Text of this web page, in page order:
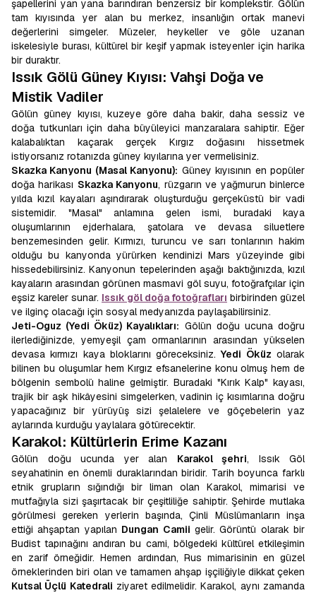
şapellerini yan yana barındıran benzersiz bir komplekstir. Gölün
tam kıyısında yer alan bu merkez, insanlığın ortak manevi
değerlerini simgeler. Müzeler, heykeller ve göle uzanan
iskelesiyle burası, kültürel bir keşif yapmak isteyenler için harika
bir duraktır.
Issık Gölü Güney Kıyısı: Vahşi Doğa ve
Mistik Vadiler
Gölün güney kıyısı, kuzeye göre daha bakir, daha sessiz ve
doğa tutkunları için daha büyüleyici manzaralara sahiptir. Eğer
kalabalıktan kaçarak gerçek Kırgız doğasını hissetmek
istiyorsanız rotanızda güney kıyılarına yer vermelisiniz.
Skazka Kanyonu (Masal Kanyonu): Güney kıyısının en popüler
doğa harikası Skazka Kanyonu, rüzgarın ve yağmurun binlerce
yılda kızıl kayaları aşındırarak oluşturduğu gerçeküstü bir vadi
sistemidir. "Masal" anlamına gelen ismi, buradaki kaya
oluşumlarının ejderhalara, şatolara ve devasa siluetlere
benzemesinden gelir. Kırmızı, turuncu ve sarı tonlarının hakim
olduğu bu kanyonda yürürken kendinizi Mars yüzeyinde gibi
hissedebilirsiniz. Kanyonun tepelerinden aşağı baktığınızda, kızıl
kayaların arasından görünen masmavi göl suyu, fotoğrafçılar için
eşsiz kareler sunar. Issık göl doğa fotoğrafları birbirinden güzel
ve ilginç olacağı için sosyal medyanızda paylaşabilirsiniz.
Jeti-Oguz (Yedi Öküz) Kayalıkları: Gölün doğu ucuna doğru
ilerlediğinizde, yemyeşil çam ormanlarının arasından yükselen
devasa kırmızı kaya bloklarını göreceksiniz.Yedi Öküz olarak
bilinen bu oluşumlar hem Kırgız efsanelerine konu olmuş hem de
bölgenin sembolü haline gelmiştir. Buradaki "Kırık Kalp" kayası,
trajik bir aşk hikâyesini simgelerken, vadinin iç kısımlarına doğru
yapacağınız bir yürüyüş sizi şelalelere ve göçebelerin yaz
aylarında kurduğu yaylalara götürecektir.
Karakol: Kültürlerin Erime Kazanı
Gölün doğu ucunda yer alan Karakol şehri, Issık Göl
seyahatinin en önemli duraklarından biridir. Tarih boyunca farklı
etnik grupların sığındığı bir liman olan Karakol, mimarisi ve
mutfağıyla sizi şaşırtacak bir çeşitliliğe sahiptir. Şehirde mutlaka
görülmesi gereken yerlerin başında, Çinli Müslümanların inşa
ettiği ahşaptan yapılan Dungan Camii gelir. Görüntü olarak bir
Budist tapınağını andıran bu cami, bölgedeki kültürel etkileşimin
en zarif örneğidir. Hemen ardından, Rus mimarisinin en güzel
örneklerinden biri olan ve tamamen ahşap işçiliğiyle dikkat çeken
Kutsal Üçlü Katedrali ziyaret edilmelidir. Karakol, aynı zamanda